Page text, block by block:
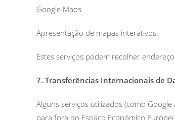
Google Maps
Apresentação de mapas interativos.
Estes serviços podem recolher
7. Transferências Internacionais de
Alguns serviços utilizados (como
para fora do Espaço Económico